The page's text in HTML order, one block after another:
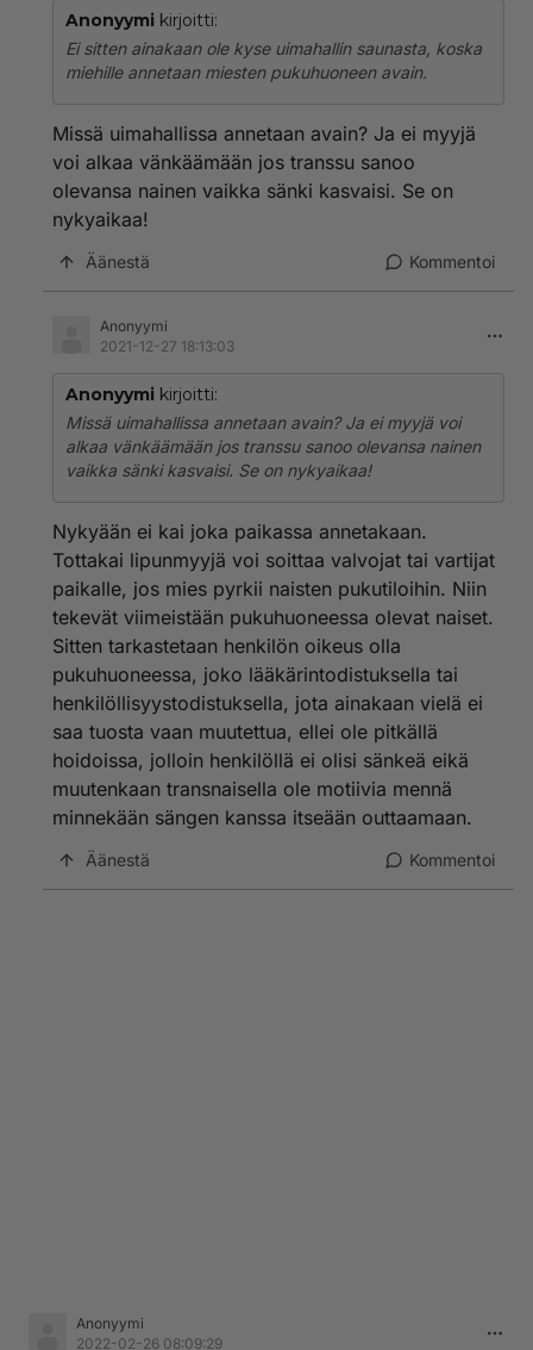
Anonyymi kirjoitti:
Ei sitten ainakaan ole kyse uimahallin saunasta, koska
miehille annetaan miesten pukuhuoneen avain.
Missä uimahallissa annetaan avain? Ja ei myyjä
voi alkaa vänkäämään jos transsu sanoo
olevansa nainen vaikka sänki kasvaisi. Se on
nykyaikaa!
Äänestä Kommentoi
Anonyymi
2021-12-27 18:13:03
Anonyymi kirjoitti:
Missä uimahallissa annetaan avain? Ja ei myyjä voi
alkaa vänkäämään jos transsu sanoo olevansa nainen
vaikka sänki kasvaisi. Se on nykyaikaa!
Nykyään ei kai joka paikassa annetakaan.
Tottakai lipunmyyjä voi soittaa valvojat tai vartijat
paikalle, jos mies pyrkii naisten pukutiloihin. Niin
tekevät viimeistään pukuhuoneessa olevat naiset.
Sitten tarkastetaan henkilön oikeus olla
pukuhuoneessa, joko lääkärintodistuksella tai
henkilöllisyystodistuksella, jota ainakaan vielä ei
saa tuosta vaan muutettua, ellei ole pitkällä
hoidoissa, jolloin henkilöllä ei olisi sänkeä eikä
muutenkaan transnaisella ole motiivia mennä
minnekään sängen kanssa itseään outtaamaan.
Äänestä Kommentoi
Anonyymi
2022-02-26 08:09:29